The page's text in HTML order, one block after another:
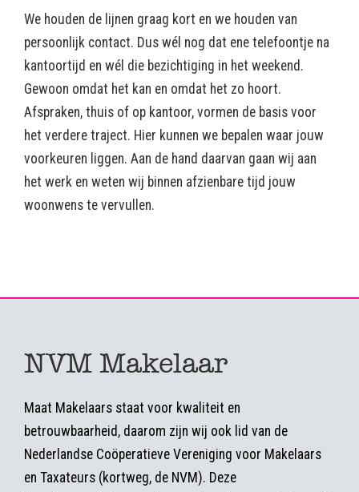
We houden de lijnen graag kort en we houden van
persoonlijk contact. Dus wél nog dat ene telefoontje na
kantoortijd en wél die bezichtiging in het weekend.
Gewoon omdat het kan en omdat het zo hoort.
Afspraken, thuis of op kantoor, vormen de basis voor
het verdere traject. Hier kunnen we bepalen waar jouw
voorkeuren liggen. Aan de hand daarvan gaan wij aan
het werk en weten wij binnen afzienbare tijd jouw
woonwens te vervullen.
NVM Makelaar
Maat Makelaars staat voor kwaliteit en
betrouwbaarheid, daarom zijn wij ook lid van de
Nederlandse Coöperatieve Vereniging voor Makelaars
en Taxateurs (kortweg, de NVM). Deze